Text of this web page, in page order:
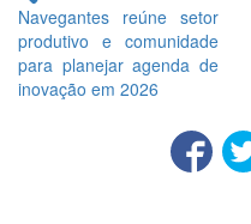
Navegantes reúne setor
produtivo e comunidade
para planejar agenda de
inovação em 2026